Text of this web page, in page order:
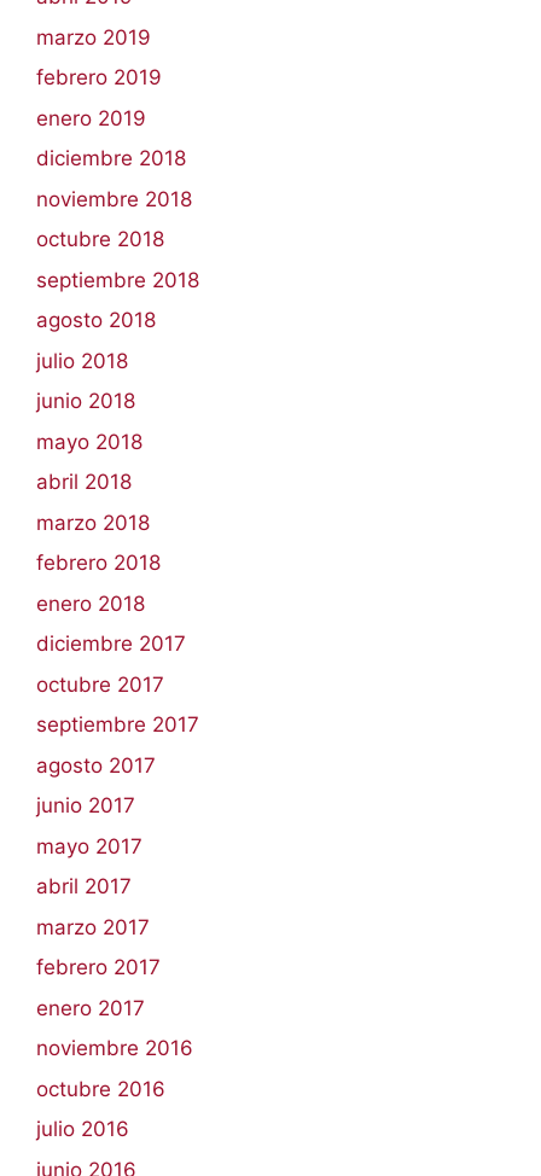
marzo 2019
febrero 2019
enero 2019
diciembre 2018
noviembre 2018
octubre 2018
septiembre 2018
agosto 2018
julio 2018
junio 2018
mayo 2018
abril 2018
marzo 2018
febrero 2018
enero 2018
diciembre 2017
octubre 2017
septiembre 2017
agosto 2017
junio 2017
mayo 2017
abril 2017
marzo 2017
febrero 2017
enero 2017
noviembre 2016
octubre 2016
julio 2016
junio 2016